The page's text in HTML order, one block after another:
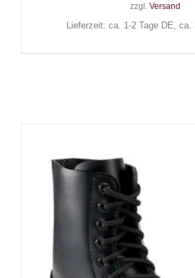
zzgl. Versand
Lieferzeit: ca. 1-2 Tage DE, ca.